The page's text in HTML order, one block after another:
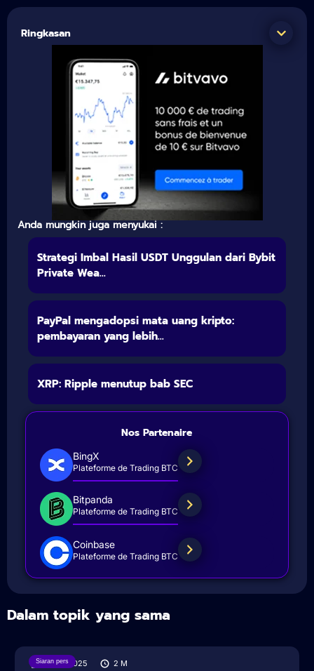
Ringkasan
Anda mungkin juga menyukai :
Strategi Imbal Hasil USDT Unggulan dari Bybit
Private Wea...
PayPal mengadopsi mata uang kripto:
pembayaran yang lebih...
XRP: Ripple menutup bab SEC
Nos Partenaire
BingX
Plateforme de Trading BTC
Bitpanda
Plateforme de Trading BTC
Coinbase
Plateforme de Trading BTC
Dalam topik yang sama
Siaran pers
18/08/2025 2 M